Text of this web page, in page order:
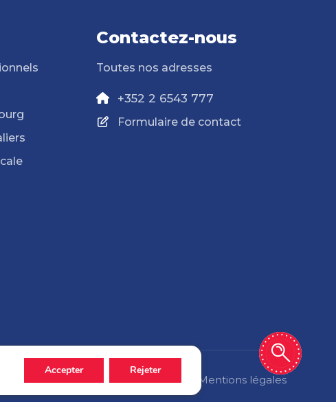
Contactez-nous
Toutes nos adresses
+352 2 6543 777
Formulaire de contact
Politique de confidentialité Mentions légales
Accepter Rejeter